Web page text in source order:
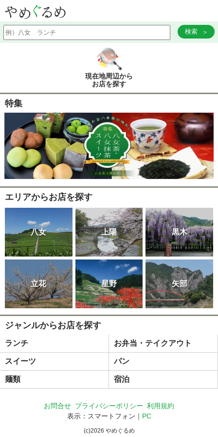
検索
現在地周辺から
お店を探す
特集
エリアからお店を探す
八女 上陽 黒木
立花 星野 矢部
ジャンルからお店を探す
ランチ お弁当・テイクアウト
スイーツ パン
麺類 宿泊
お問合せ プライバシーポリシー 利用規約
表示：スマートフォン｜ PC
(c)2026 やめぐるめ